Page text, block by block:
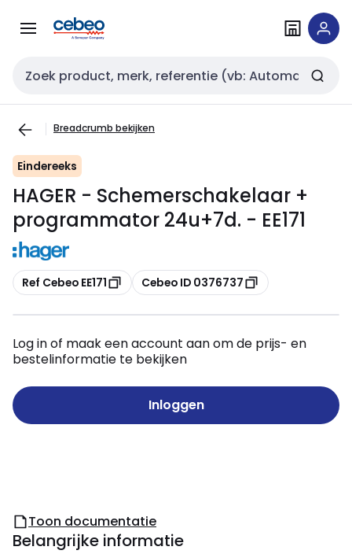
naar
naar
Zoekveld invoer
Breadcrumb bekijken
Eindereeks
HAGER - Schemerschakelaar +
programmator 24u+7d. - EE171
Kopiëren
Ref Cebeo EE171 Kopiëren
Cebeo ID 0376737
Log in of maak een account aan om de prijs- en
bestelinformatie te bekijken
Inloggen
Toon documentatie
Belangrijke informatie